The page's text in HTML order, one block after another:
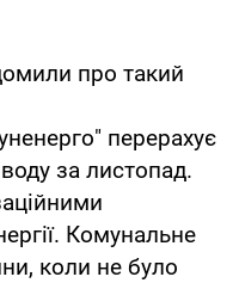
про такий
перерахує
за листопад.
Комунальне
коли не було